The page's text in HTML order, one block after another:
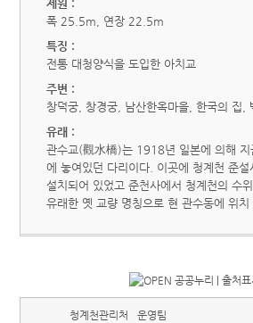
제원 :
폭 25.5m, 연장 22.5m
특징 :
전통 대청양식을 도입한 아치교
주변 :
창덕궁, 창경궁, 남산한옥마을, 한국의 집,
유래 :
관수교(觀水橋)는 1918년 일본에 의해 지
에 놓여있던 다리이다. 이곳에 청계천 준
설치되어 있었고 준천사에서 청계천의 수
유래한 옛 교량 명칭으로 현 관수동에 위치
청계천관리처
운영팀